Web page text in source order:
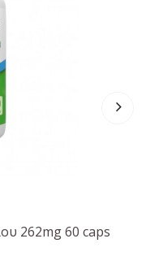
262mg 60 caps